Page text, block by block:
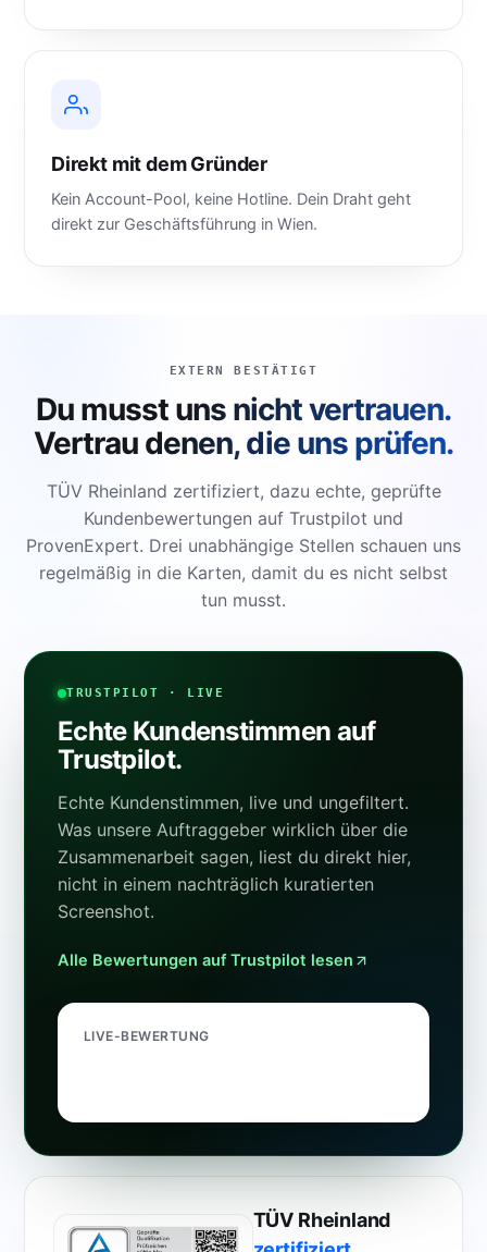
Direkt mit dem Gründer
Kein Account-Pool, keine Hotline. Dein Draht geht
direkt zur Geschäftsführung in Wien.
EXTERN BESTÄTIGT
Du musst uns nicht vertrauen.
Vertrau denen, die uns prüfen.
TÜV Rheinland zertifiziert, dazu echte, geprüfte
Kundenbewertungen auf Trustpilot und
ProvenExpert. Drei unabhängige Stellen schauen uns
regelmäßig in die Karten, damit du es nicht selbst
tun musst.
TRUSTPILOT · LIVE
Echte Kundenstimmen auf
Trustpilot.
Echte Kundenstimmen, live und ungefiltert.
Was unsere Auftraggeber wirklich über die
Zusammenarbeit sagen, liest du direkt hier,
nicht in einem nachträglich kuratierten
Screenshot.
Alle Bewertungen auf Trustpilot lesen
LIVE-BEWERTUNG
TÜV Rheinland